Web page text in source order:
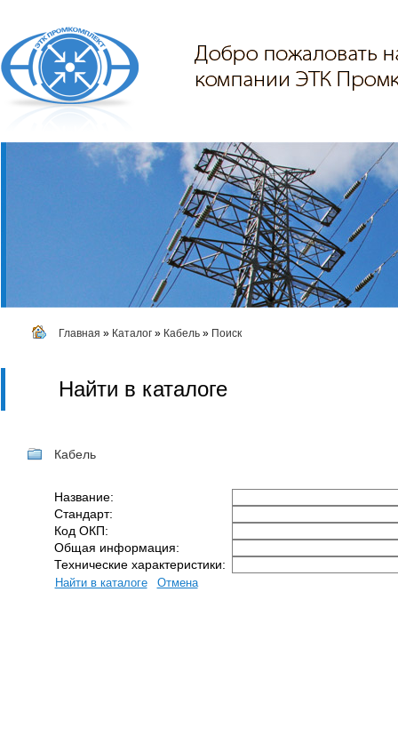
Главная » Каталог» Кабель» Поиск
Найти в каталоге
Кабель
Название:
Стандарт:
Код ОКП:
Общая информация:
Технические характеристики: